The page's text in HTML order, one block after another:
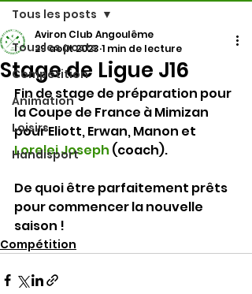
Tous les posts
Compétition
Animation
Loisirs
Handisport
Tous les posts
Stage de Ligue J16
Aviron Club Angoulême
29 août 2023 1 min de lecture
Fin de stage de préparation pour
la Coupe de France à Mimizan
pour Eliott, Erwan, Manon et
Lorelei Joseph (coach).
De quoi être parfaitement prêts
pour commencer la nouvelle
saison !
Compétition